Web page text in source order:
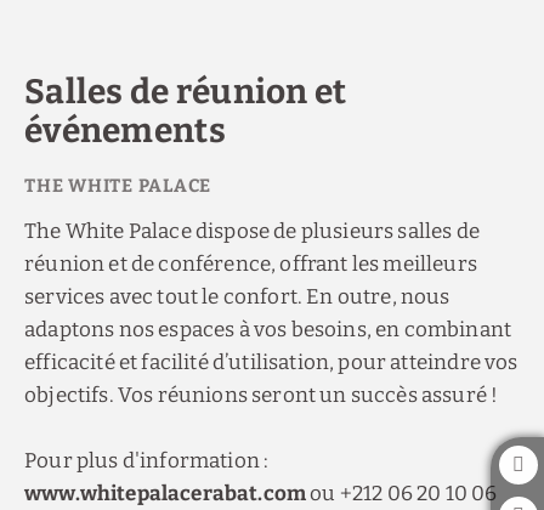
Salles de réunion et
événements
The White Palace dispose de plusieurs salles de
réunion et de conférence, offrant les meilleurs
services avec tout le confort. En outre, nous
adaptons nos espaces à vos besoins, en combinant
efficacité et facilité d’utilisation, pour atteindre vos
objectifs. Vos réunions seront un succès assuré !
Pour plus d'information :
www.whitepalacerabat.comou +212 06 20 10 06